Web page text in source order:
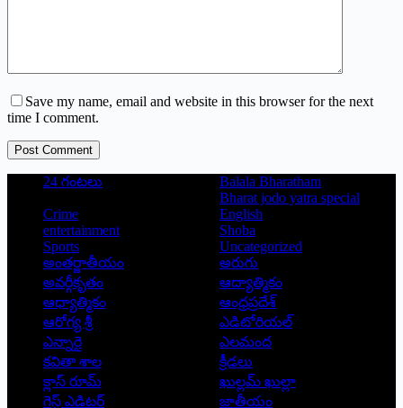
Save my name, email and website in this browser for the next
time I comment.
Post Comment
24 గంటలు
Balala Bharatham
Bharat jodo yatra special
Crime
English
entertainment
Shoba
Sports
Uncategorized
అంతర్జాతీయం
అరుగు
అవర్గీకృతం
ఆద్యాత్మికం
ఆధ్యాత్మికం
ఆంధ్రప్రదేశ్
ఆరోగ్య శ్రీ
ఎడిటోరియల్
ఎన్నారై
ఎలమంద
కవితా శాల
క్రీడలు
క్లాస్ రూమ్
ఖుల్లమ్ ఖుల్లా
గెస్ట్ ఎడిటర్
జాతీయం